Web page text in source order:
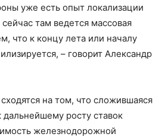
уже есть опыт локализации
там ведется массовая
что к концу лета или началу
– говорит Александр
на том, что сложившаяся
дальнейшему росту ставок
железнодорожной